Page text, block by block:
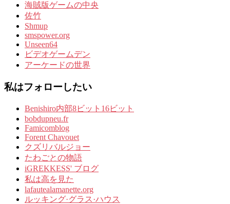
海賊版ゲームの中央
佐竹
Shmup
smspower.org
Unseen64
ビデオゲームデン
アーケードの世界
私はフォローしたい
Benishiro内部8ビット16ビット
bobdupneu.fr
Famicomblog
Forent Chavouet
クズリバルジョー
たわごとの物語
iGREKKESS' ブログ
私は高を見た
lafautealamanette.org
ルッキング·グラス·ハウス